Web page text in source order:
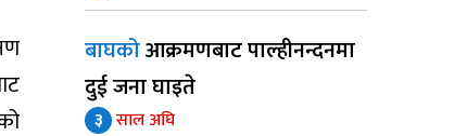
बाघकोआक्रमणबाट पाल्हीनन्दनमा
दुई जना घाइते
३ साल अघि